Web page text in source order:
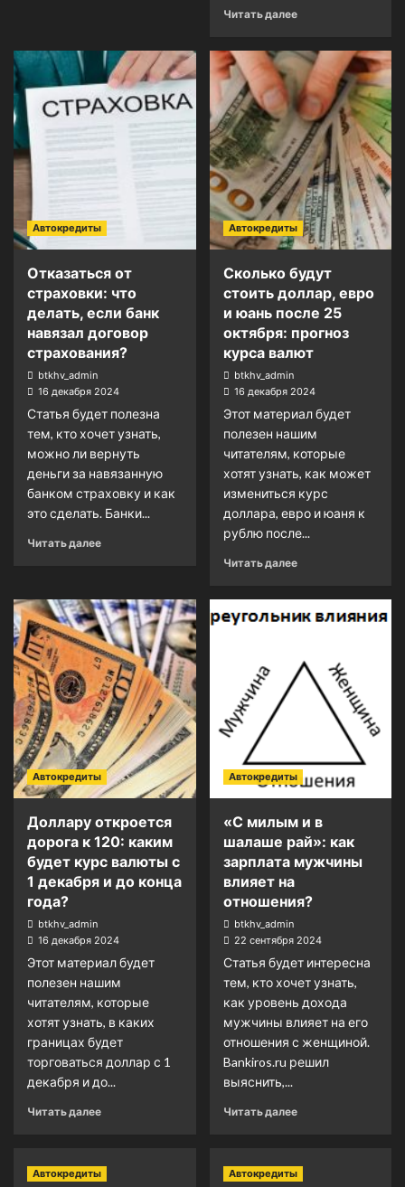
Читать далее
Автокредиты
Отказаться от
страховки: что
делать, если банк
навязал договор
страхования?
btkhv_admin
16 декабря 2024
Статья будет полезна
тем, кто хочет узнать,
можно ли вернуть
деньги за навязанную
банком страховку и как
это сделать. Банки...
Читать далее
Автокредиты
Сколько будут
стоить доллар, евро
и юань после 25
октября: прогноз
курса валют
btkhv_admin
16 декабря 2024
Этот материал будет
полезен нашим
читателям, которые
хотят узнать, как может
измениться курс
доллара, евро и юаня к
рублю после...
Читать далее
Автокредиты
Доллару откроется
дорога к 120: каким
будет курс валюты с
1 декабря и до конца
года?
btkhv_admin
16 декабря 2024
Этот материал будет
полезен нашим
читателям, которые
хотят узнать, в каких
границах будет
торговаться доллар с 1
декабря и до...
Читать далее
Автокредиты
«С милым и в
шалаше рай»: как
зарплата мужчины
влияет на
отношения?
btkhv_admin
22 сентября 2024
Статья будет интересна
тем, кто хочет узнать,
как уровень дохода
мужчины влияет на его
отношения с женщиной.
Bankiros.ru решил
выяснить,...
Читать далее
Автокредиты Автокредиты